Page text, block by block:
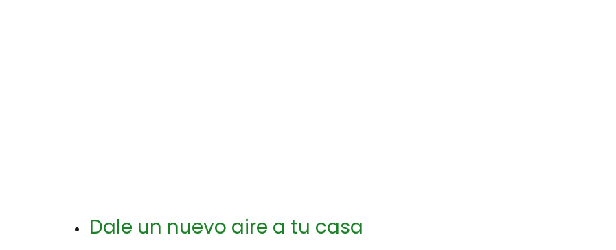
Dale un nuevo aire a tu casa